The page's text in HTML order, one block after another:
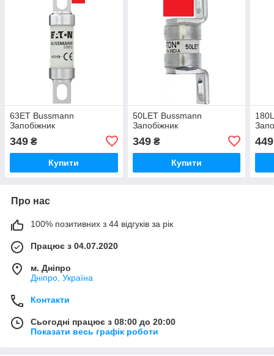
63ET Bussmann
Запобіжник
349 ₴
Купити
50LET Bussmann
Запобіжник
349₴
Купити
449
Про нас
100% позитивних з 44 відгуків за рік
Працює з 04.07.2020
м. Дніпро
Дніпро, Україна
Контакти
Сьогодні працює з 08:00 до 20:00
Показати весь графік роботи